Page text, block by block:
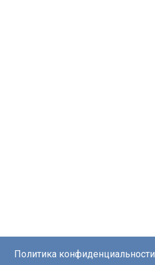
Политика конфиденциальности